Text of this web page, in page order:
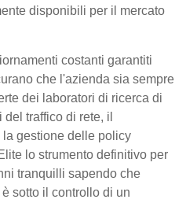
disponibili per il mercato
costanti garantiti
che l'azienda sia sempre
dei laboratori di ricerca di
traffico di rete, il
gestione delle policy
lo strumento definitivo per
tranquilli sapendo che
sotto il controllo di un